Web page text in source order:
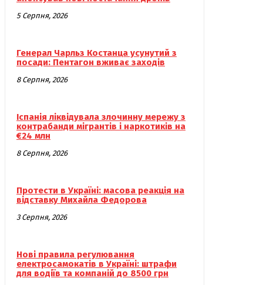
5 Серпня, 2026
Генерал Чарльз Костанца усунутий з
посади: Пентагон вживає заходів
8 Серпня, 2026
Іспанія ліквідувала злочинну мережу з
контрабанди мігрантів і наркотиків на
€24 млн
8 Серпня, 2026
Протести в Україні: масова реакція на
відставку Михайла Федорова
3 Серпня, 2026
Нові правила регулювання
електросамокатів в Україні: штрафи
для водіїв та компаній до 8500 грн